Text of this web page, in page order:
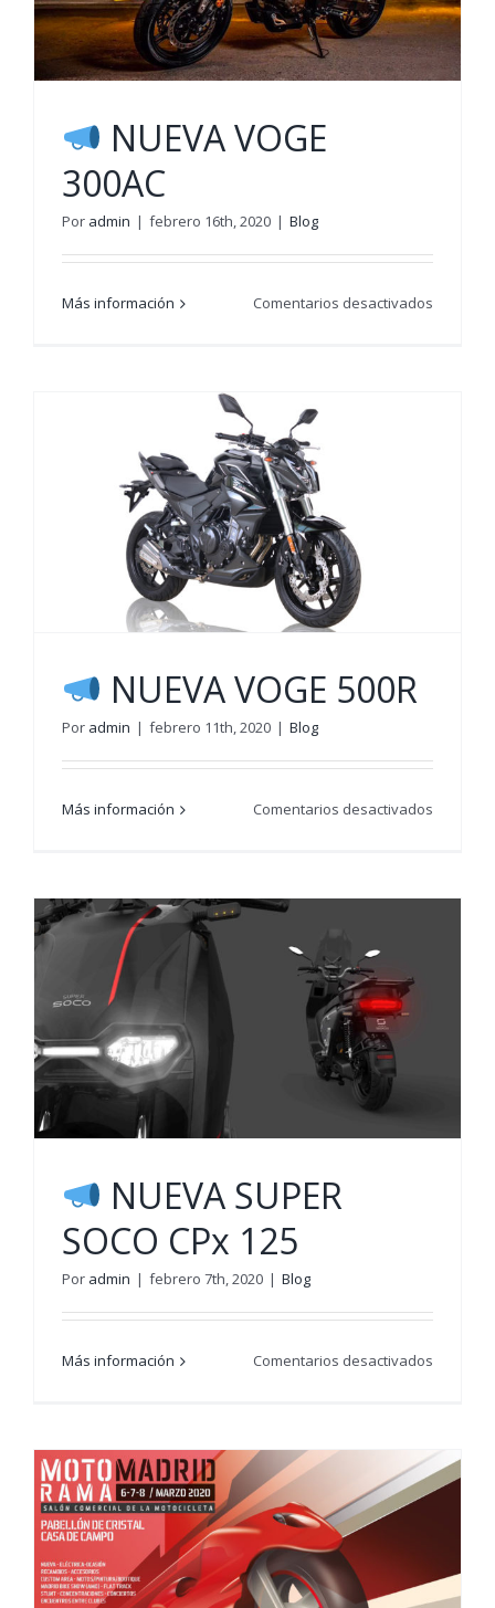
NUEVA VOGE
300AC
Por admin | febrero 16th, 2020 | Blog
Más información Comentarios desactivados
NUEVA VOGE 500R
Por admin | febrero 11th, 2020 | Blog
Más información Comentarios desactivados
NUEVA SUPER
SOCO CPx 125
Por admin | febrero 7th, 2020 | Blog
Más información Comentarios desactivados
SOCO
CPx